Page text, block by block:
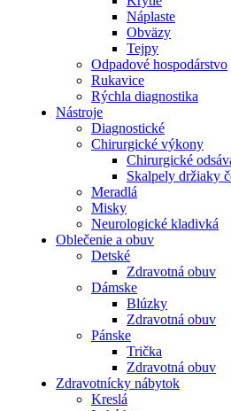
Náplaste
Obväzy
Tejpy
Odpadové hospodárstvo
Rukavice
Rýchla diagnostika
Nástroje
Diagnostické
Chirurgické výkony
Chirurgické
Skalpely držiaky
Meradlá
Misky
Neurologické kladivká
Oblečenie a obuv
Detské
Zdravotná obuv
Dámske
Blúzky
Zdravotná obuv
Pánske
Trička
Zdravotná obuv
Zdravotnícky nábytok
Kreslá